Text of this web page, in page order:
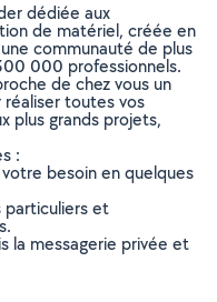
dédiée aux
de matériel, créée en
communauté de plus
000 professionnels.
de chez vous un
réaliser toutes vos
plus grands projets,
:
besoin en quelques
particuliers et
la messagerie privée et